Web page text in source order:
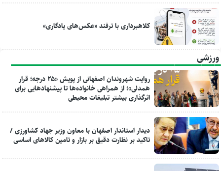
کلاهبرداری با ترفند «عکس‌های یادگاری»
ورزشی
روایت شهروندان اصفهانی از پویش «۲۵ درجه؛ قرار
همدلی»؛ از همراهی خانواده‌ها تا پیشنهادهایی برای
اثرگذاری بیشتر تبلیغات محیطی
دیدار استاندار اصفهان با معاون وزیر جهاد کشاورزی /
تاکید بر نظارت دقیق بر بازار و تامین کالاهای اساسی